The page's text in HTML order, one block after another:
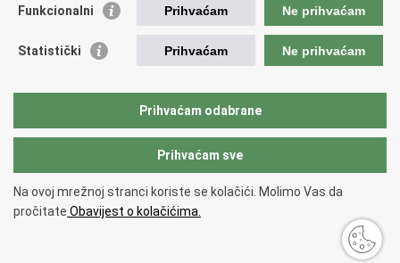
Državnoodvjetničko vijeće
Hrvatska odvjetnička komora
Europski pravosudni portal
Copyright © 2026 Ministarstvo pravosuđa, uprave i digitalne
transformacije Republike Hrvatske.
pristupačnosti.
Funkcionalni Prihvaćam Ne prihvaćam
Statistički Prihvaćam Ne prihvaćam
Prihvaćam odabrane
Prihvaćam sve
Na ovoj mrežnoj stranci koriste se kolačići. Molimo Vas da
pročitate Obavijest o kolačićima.